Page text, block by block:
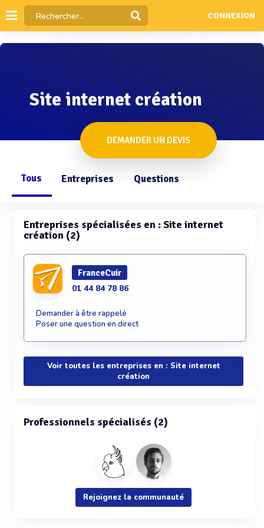
CONNEXION
Site internet création
DEMANDER UN DEVIS
Tous Entreprises Questions
Entreprises spécialisées en : Site internet
création (2)
FranceCuir
01 44 84 78 86
Demander à être rappelé
Poser une question en direct
Voir toutes les entreprises en : Site internet
création
Professionnels spécialisés (2)
Rejoignez la communauté